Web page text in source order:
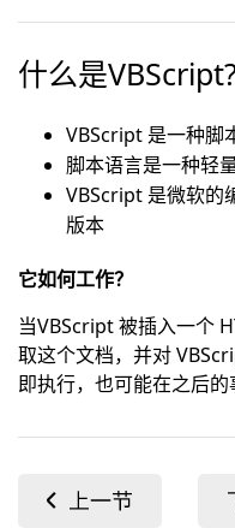
什么是
VBScript 是一种脚
脚本语言是一种轻
VBScript 是微软的
版本
它如何工作？
当VBScript 被插入一个
取这个文档，并对
即执行，也可能在之后的